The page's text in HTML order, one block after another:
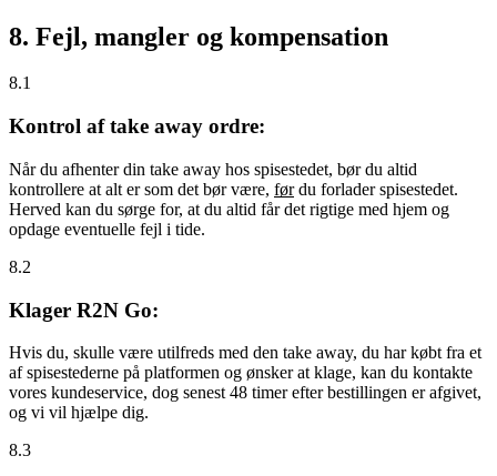
8. Fejl, mangler og kompensation
8.1
Kontrol af take away ordre:
Når du afhenter din take away hos spisestedet, bør du altid
kontrollere at alt er som det bør være, førdu forlader spisestedet.
Herved kan du sørge for, at du altid får det rigtige med hjem og
opdage eventuelle fejl i tide.
8.2
Klager R2N Go:
Hvis du, skulle være utilfreds med den take away, du har købt fra et
af spisestederne på platformen og ønsker at klage, kan du kontakte
vores kundeservice, dog senest 48 timer efter bestillingen er afgivet,
og vi vil hjælpe dig.
8.3